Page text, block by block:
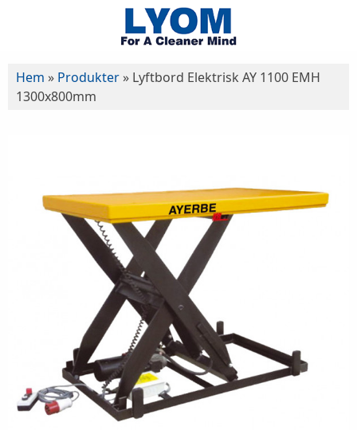
Hem » Produkter » Lyftbord Elektrisk AY 1100 EMH
1300x800mm